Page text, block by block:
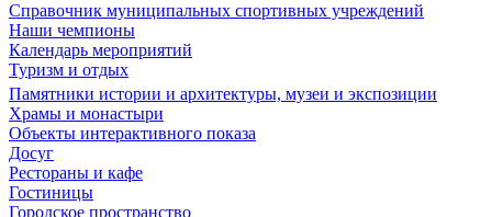
Справочник муниципальных спортивных учреждений
Наши чемпионы
Календарь мероприятий
Туризм и отдых
Памятники истории и архитектуры, музеи и экспозиции
Храмы и монастыри
Объекты интерактивного показа
Досуг
Рестораны и кафе
Гостиницы
Городское пространство